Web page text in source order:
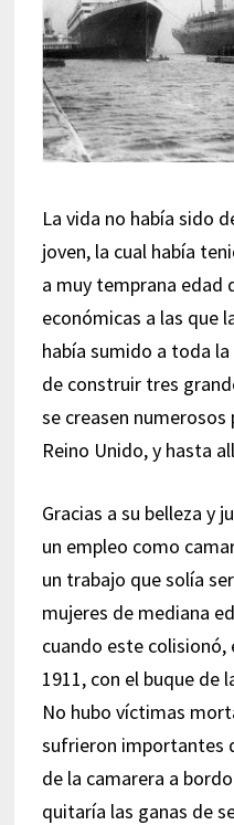
La vida no había sido
joven, la cual había
a muy temprana edad
económicas a las que
había sumido a toda
de construir tres
se creasen
Reino Unido, y hasta
Gracias a su belleza y
un empleo como
un trabajo que solía
mujeres de mediana
cuando este colisionó,
1911, con el buque de
No hubo víctimas
sufrieron importantes
de la camarera a
quitaría las ganas de